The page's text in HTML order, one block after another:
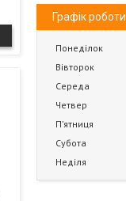
Графік роботи
Понеділок
Вівторок
Середа
Четвер
Пʼятниця
Субота
Неділя